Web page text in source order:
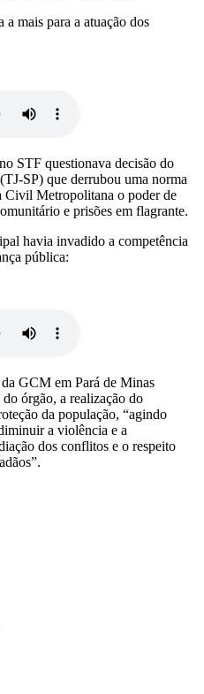
a mais para a atuação dos
STF questionava decisão do
SP) que derrubou uma norma
Civil Metropolitana o poder de
e prisões em flagrante.
havia invadido a competência
pública:
GCM em Pará de Minas
do órgão, a realização do
da população, “agindo
a violência e a
dos conflitos e o respeito